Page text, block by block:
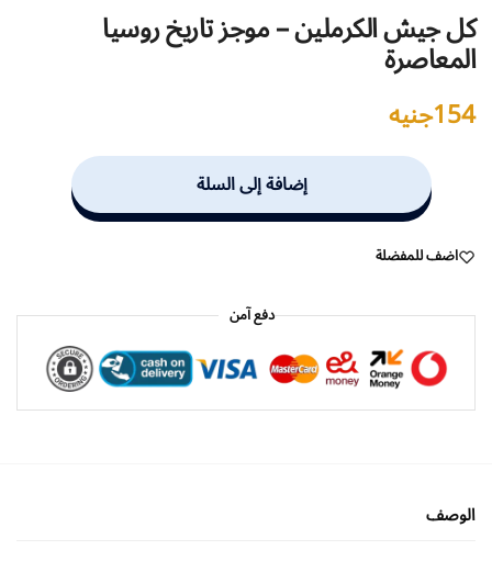
كل جيش الكرملين – موجز تاريخ روسيا
المعاصرة
154جنيه
إضافة إلى السلة
اضف للمفضلة
دفع آمن
الوصف